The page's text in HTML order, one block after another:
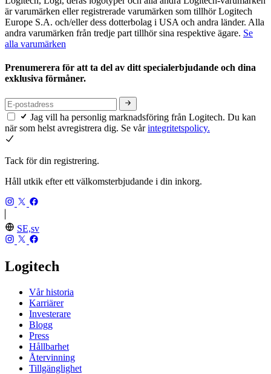
är varumärken eller registrerade varumärken som tillhör Logitech
Europe S.A. och/eller dess dotterbolag i USA och andra länder. Alla
andra varumärken från tredje part tillhör sina respektive ägare. Se
alla varumärken
Prenumerera för att ta del av ditt specialerbjudande och dina
exklusiva förmåner.
Jag vill ha personlig marknadsföring från Logitech. Du kan
när som helst avregistrera dig. Se vårintegritetspolicy.
Tack för din registrering.
Håll utkik efter ett välkomsterbjudande i din inkorg.
SE,sv
Logitech
Vår historia
Karriärer
Investerare
Blogg
Press
Hållbarhet
Återvinning
Tillgänglighet